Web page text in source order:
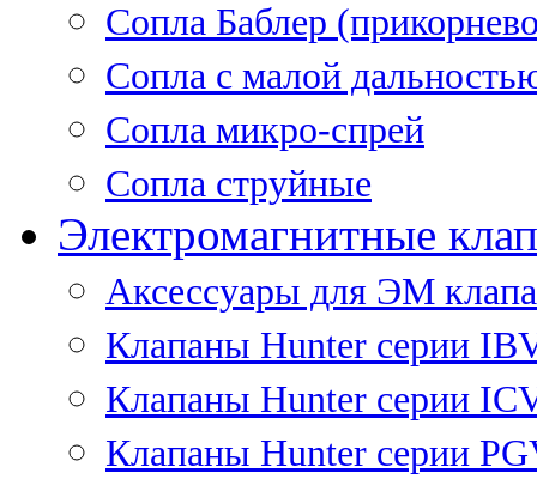
Сопла Баблер
Сопла с малой
Сопла микро-спрей
Сопла струйные
Электромагнитные
Аксессуары для ЭМ
Клапаны Hunter серии
Клапаны Hunter серии
Клапаны Hunter серии